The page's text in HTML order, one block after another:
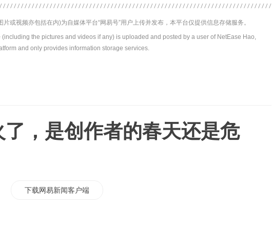
或视频亦包括在内)为自媒体平台“网易号”用户上传并发布，本平台仅提供信息存储服务。
(including the pictures and videos if any) is uploaded and posted by a user of NetEase Hao,
and only provides information storage services.
，是创作者的春天还是危
下载网易新闻客户端